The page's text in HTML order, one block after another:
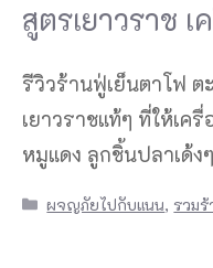
สูตรเยาวราช
รีวิวร้านฟู่เย็นตาโฟ ต
เยาวราชแท้ๆ ที่ให้เค
หมูแดง ลูกชิ้นปลาเด้ง
Categories
ผจญภัยไปกับแนน, รวม